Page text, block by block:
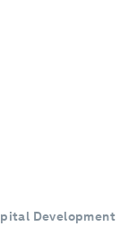
Development